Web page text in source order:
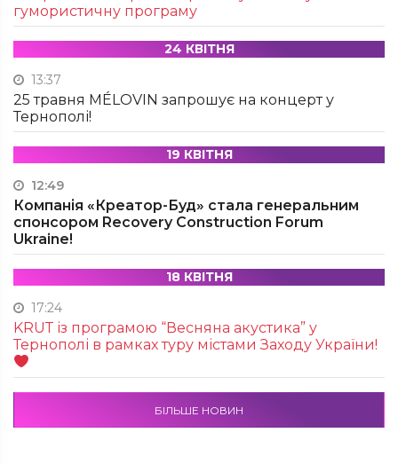
гумористичну програму
24 КВІТНЯ
13:37
25 травня MÉLOVIN запрошує на концерт у
Тернополі!
19 КВІТНЯ
12:49
Компанія «Креатор-Буд» стала генеральним
спонсором Recovery Construction Forum
Ukraine!
18 КВІТНЯ
17:24
KRUТ із програмою “Весняна акустика” у
Тернополі в рамках туру містами Заходу України!
БІЛЬШЕ НОВИН